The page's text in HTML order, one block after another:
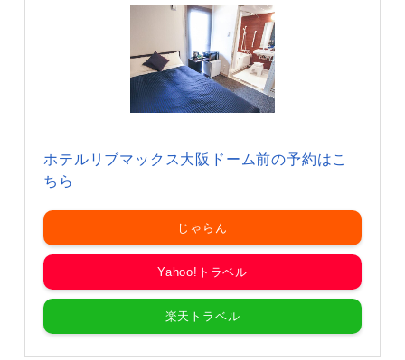
ホテルリブマックス大阪ドーム前の予約はこ
ちら
じゃらん
Yahoo!トラベル
楽天トラベル